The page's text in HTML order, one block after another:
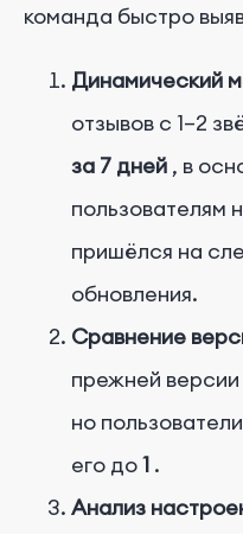
команда быстро
Динамический
отзывов с 1–2
за 7 дней , в
пользователям
пришёлся на
обновления.
Сравнение
прежней
но
его до1 .
Анализ